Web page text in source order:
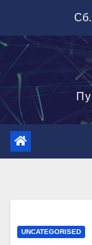
содержимому
Сб.
UNCATEGORISED